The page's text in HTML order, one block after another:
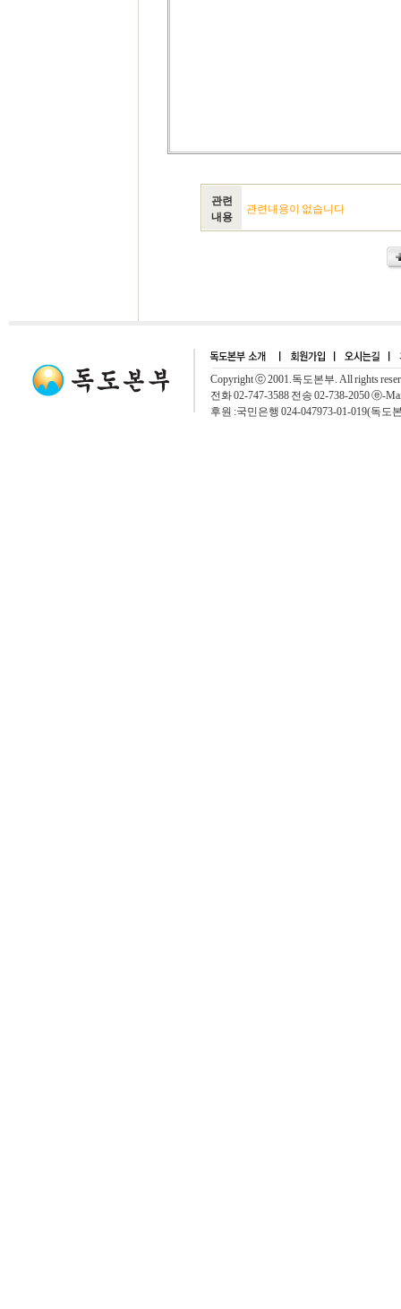
관련
내용
관련내용이 없습니다
Copyright ⓒ 2001.독도본부. All rights
전화 02-747-3588 전송 02-738-2050 ⓔ-
후원 :국민은행 024-047973-01-019(독도